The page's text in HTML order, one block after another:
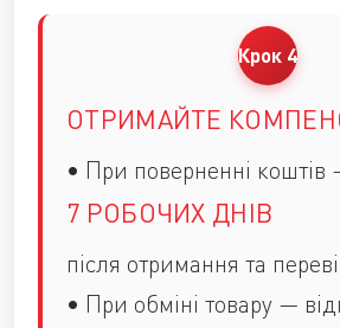
ОТРИМАЙТЕ
• При поверненні коштів
7 РОБОЧИХ ДНІВ
після отримання та
• При обміні товару —